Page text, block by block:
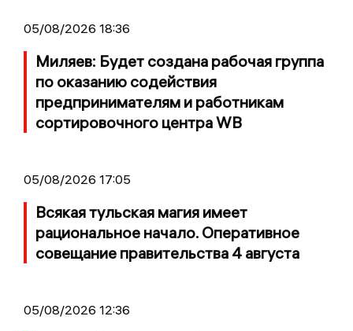
05/08/2026 18:36
Миляев: Будет создана рабочая группа
по оказанию содействия
предпринимателям и работникам
сортировочного центра WB
05/08/2026 17:05
Всякая тульская магия имеет
рациональное начало. Оперативное
совещание правительства 4 августа
05/08/2026 12:36